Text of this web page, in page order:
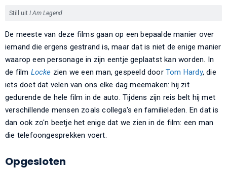
Still uit I Am Legend
De meeste van deze films gaan op een bepaalde manier over
iemand die ergens gestrand is, maar dat is niet de enige manier
waarop een personage in zijn eentje geplaatst kan worden. In
de film Locke zien we een man, gespeeld doorTom Hardy, die
iets doet dat velen van ons elke dag meemaken: hij zit
gedurende de hele film in de auto. Tijdens zijn reis belt hij met
verschillende mensen zoals collega's en familieleden. En dat is
dan ook zo'n beetje het enige dat we zien in de film: een man
die telefoongesprekken voert.
Opgesloten